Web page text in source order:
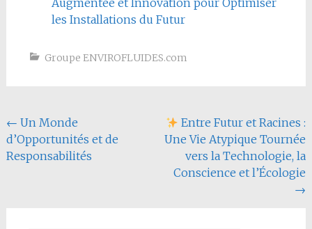
Augmentée et Innovation pour Optimiser
les Installations du Futur
Groupe ENVIROFLUIDES.com
Navigation
de
l'article
← Un Monde
d’Opportunités et de
Responsabilités
Entre Futur et Racines :
Une Vie Atypique Tournée
vers la Technologie, la
Conscience et l’Écologie
→